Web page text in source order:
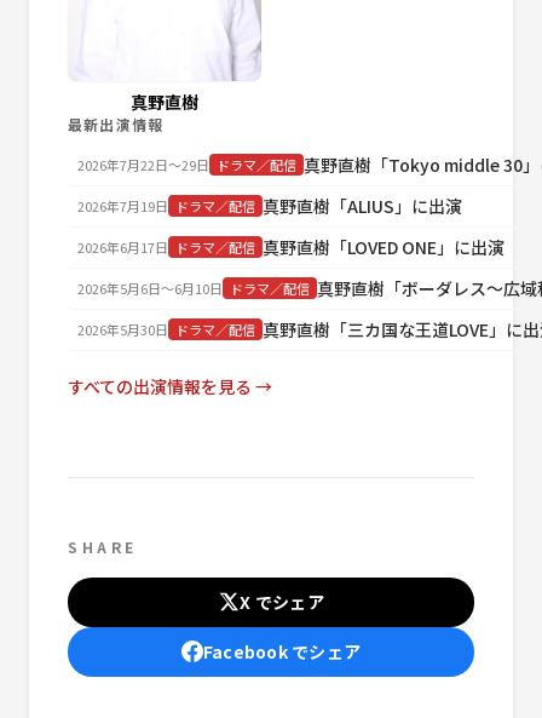
真野直樹
最新出演情報
2026年7月22日〜29日 ドラマ／配信 真野直樹「Tokyo middle 30
2026年7月19日 ドラマ／配信 真野直樹「ALIUS」に出演
2026年6月17日 ドラマ／配信 真野直樹「LOVED ONE」に出演
2026年5月6日〜6月10日 ドラマ／配信 真野直樹「ボーダレス～広
2026年5月30日 ドラマ／配信 真野直樹「三カ国な王道LOVE」に
すべての出演情報を見る →
SHARE
X でシェア
Facebook でシェア